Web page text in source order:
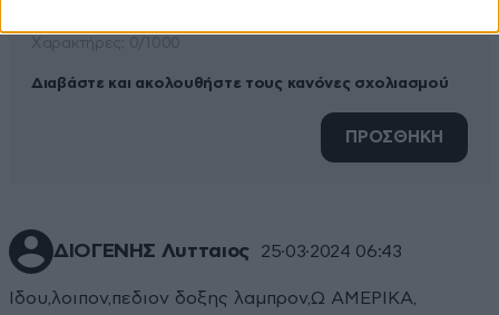
Διαβάστε και ακολουθήστε τους κανόνες σχολιασμού
ΠΡΟΣΘΗΚΗ
ΔΙΟΓΕΝΗΣ Λυτταιος 25·03·2024 06:43
Ιδου,λοιπον,πεδιον δοξης λαμπρον,Ω ΑΜΕΡΙΚΑ,